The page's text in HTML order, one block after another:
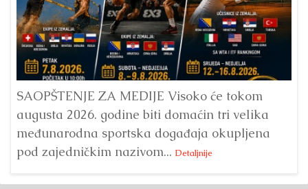
SAOPŠTENJE ZA MEDIJE Visoko će tokom
augusta 2026. godine biti domaćin tri velika
međunarodna sportska događaja okupljena
pod zajedničkim nazivom... Detaljnije